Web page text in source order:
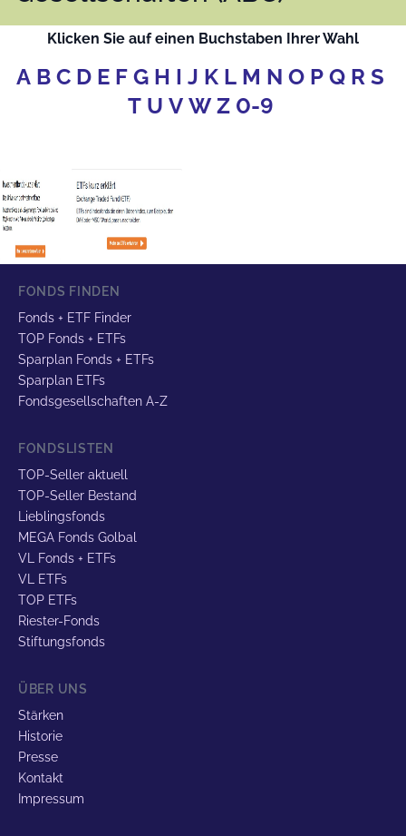
Klicken Sie auf einen Buchstaben Ihrer Wahl
A B C D E F G H I J K L M N O P Q R S
T U V W Z 0-9
FONDS FINDEN
Fonds + ETF Finder
TOP Fonds + ETFs
Sparplan Fonds + ETFs
Sparplan ETFs
Fondsgesellschaften A-Z
FONDSLISTEN
TOP-Seller aktuell
TOP-Seller Bestand
Lieblingsfonds
MEGA Fonds Golbal
VL Fonds + ETFs
VL ETFs
TOP ETFs
Riester-Fonds
Stiftungsfonds
ÜBER UNS
Stärken
Historie
Presse
Kontakt
Impressum